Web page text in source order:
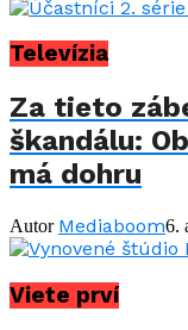
Televízia
Za tieto
škandálu:
má dohru
Autor Mediaboom6.
Viete prví